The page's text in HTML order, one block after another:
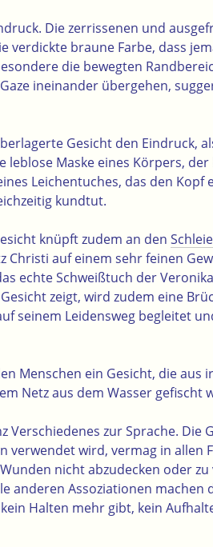
Die zerrissenen und
verdickte braune Farbe, dass
die bewegten
ineinander übergehen,
Gesicht den Eindruck,
leblose Maske eines Körpers,
Leichentuches, das den Kopf
kundtut.
knüpft zudem an den
Christi auf einem sehr feinen
echte Schweißtuch der
zeigt, wird zudem eine
seinem Leidensweg begleitet
Menschen ein Gesicht, die aus
Netz aus dem Wasser gefischt
Verschiedenes zur Sprache. Die
verwendet wird, vermag in allen
nicht abzudecken oder
anderen Assoziationen machen
Halten mehr gibt, kein